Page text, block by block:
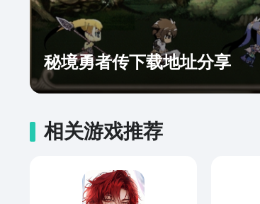
秘境勇者传下载地址分享
相关游戏推荐